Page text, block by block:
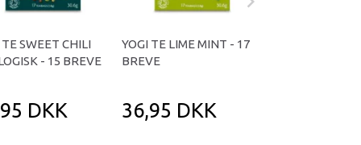
TE SWEET CHILI
- 15 BREVE
DKK
YOGI TE LIME MINT - 17
BREVE
36,95 DKK